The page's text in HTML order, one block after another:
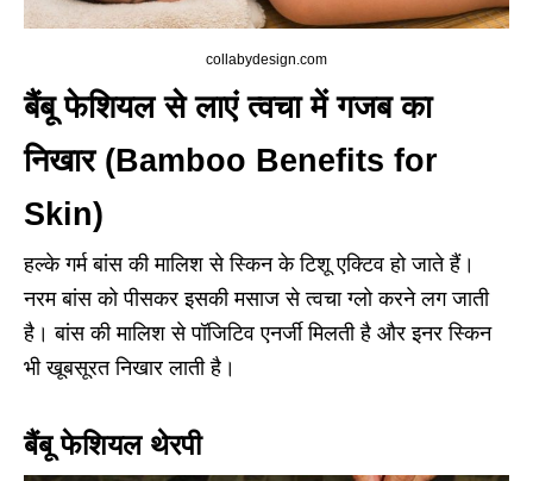
collabydesign.com
बैंबू फेशियल से लाएं त्‍वचा में गजब का
निखार (Bamboo Benefits for
Skin)
हल्के गर्म बांस की मालिश से स्किन के टिशू एक्टिव हो जाते हैं।
नरम बांस को पीसकर इसकी मसाज से त्वचा ग्लो करने लग जाती
है। बांस की मालिश से पॉजिटिव एनर्जी मिलती है और इनर स्किन
भी खूबसूरत निखार लाती है।
बैंबू फेशियल थेरपी